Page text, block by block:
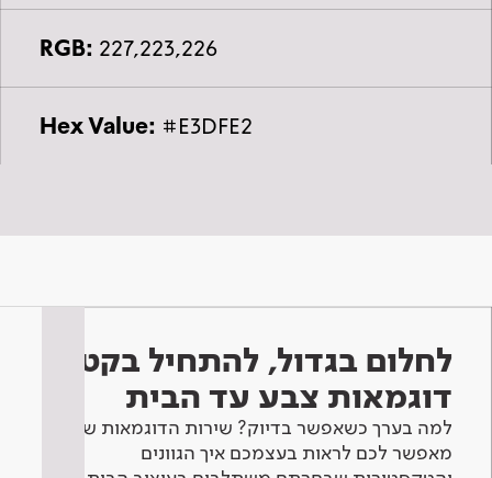
RGB: 227,223,226
Hex Value: #E3DFE2
לחלום בגדול, להתחיל בקטן -
דוגמאות צבע עד הבית
למה בערך כשאפשר בדיוק? שירות הדוגמאות שלנו
מאפשר לכם לראות בעצמכם איך הגוונים